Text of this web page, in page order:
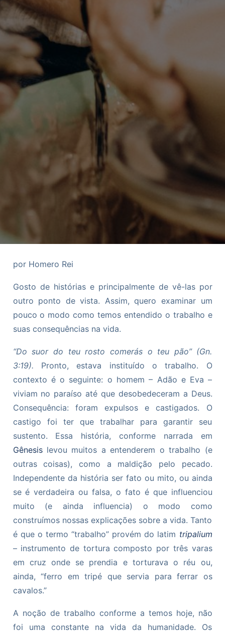
por Homero Rei
Gosto de histórias e principalmente de vê-las por
outro ponto de vista. Assim, quero examinar um
pouco o modo como temos entendido o trabalho e
suas consequências na vida.
“Do suor do teu rosto comerás o teu pão” (Gn.
3:19). Pronto, estava instituído o trabalho. O
contexto é o seguinte: o homem – Adão e Eva –
viviam no paraíso até que desobedeceram a Deus.
Consequência: foram expulsos e castigados. O
castigo foi ter que trabalhar para garantir seu
sustento. Essa história, conforme narrada em
Gênesislevou muitos a entenderem o trabalho (e
outras coisas), como a maldição pelo pecado.
Independente da história ser fato ou mito, ou ainda
se é verdadeira ou falsa, o fato é que influenciou
muito (e ainda influencia) o modo como
construímos nossas explicações sobre a vida. Tanto
é que o termo “trabalho” provém do latim tripalium
– instrumento de tortura composto por três varas
em cruz onde se prendia e torturava o réu ou,
ainda, “ferro em tripé que servia para ferrar os
cavalos.”
A noção de trabalho conforme a temos hoje, não
foi uma constante na vida da humanidade. Os